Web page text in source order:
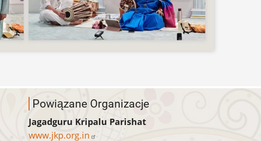
Powiązane Organizacje
Jagadguru Kripalu Parishat
www.jkp.org.in